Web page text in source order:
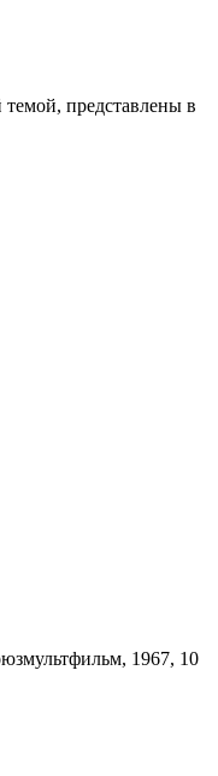
представлены в
1967, 10